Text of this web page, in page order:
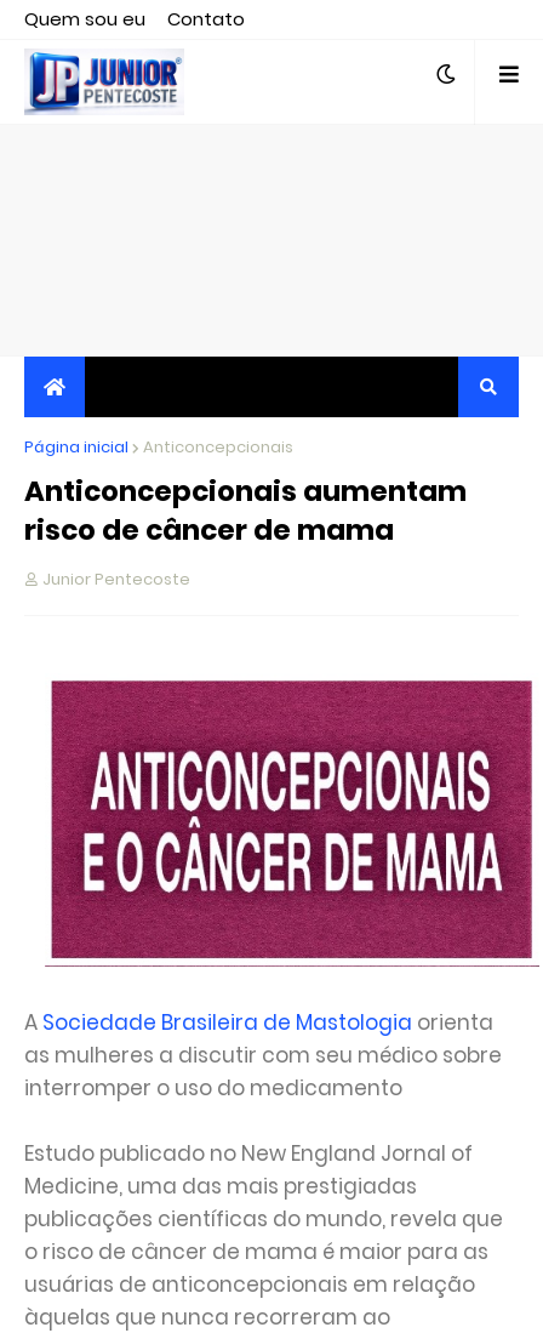
Quem sou eu
Contato
Editor responsável, jornalista Clovis Almeida.
JORNALISMO INDEPENDENTE, TRANSPARENTE E
CRÍTICO
Página inicial Anticoncepcionais
Anticoncepcionais aumentam
risco de câncer de mama
Junior Pentecoste
A Sociedade Brasileira de Mastologia orienta
as mulheres a discutir com seu médico sobre
interromper o uso do medicamento
Estudo publicado no New England Jornal of
Medicine, uma das mais prestigiadas
publicações científicas do mundo, revela que
o risco de câncer de mama é maior para as
usuárias de anticoncepcionais em relação
àquelas que nunca recorreram ao